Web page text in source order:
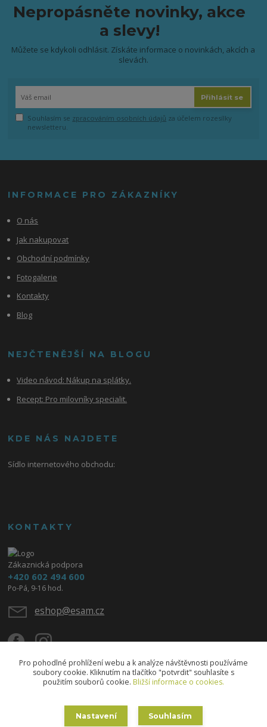
Nepropásněte novinky, akce
a slevy!
Můžete se kdykoli odhlásit. Získáte informace o novinkách, akcích a
slevách.
Přihlásit se
Souhlasím se zpracováním osobních údajů za účelem rozesílky
newsletteru.
INFORMACE PRO ZÁKAZNÍKY
O nás
Jak nakupovat
Obchodní podmínky
Fotogalerie
Kontakty
Blog
NEJČTENĚJŠÍ NA BLOGU
Video návod: Nákup na splátky.
Recept: Pro milovníky specialit.
KDE NÁS NAJDETE
Sídlo internetového obchodu:
KONTAKTY
Zákaznická podpora
+420 602 494 600
Po-Pá, 9-16 hod.
eshop@esam.cz
Pro pohodlné prohlížení webu a k analýze návštěvnosti používáme
soubory cookie. Kliknutím na tlačítko "potvrdit" souhlasíte s
použitím souborů cookie. Bližší informace o cookies.
Nastavení Souhlasím